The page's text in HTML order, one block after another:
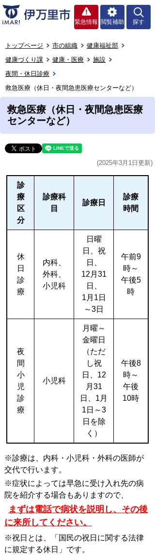
緊急情報 閲覧補助 探す
トップページ 市の組織
健康福祉部
健康づくり課
健康・医療
施設
夜間・休日診療
救急医療（休日・夜間急患医療センターなど）
救急医療（休日・夜間急患医療
センターなど）
(2025年3月1日更新)
診
療
区
分
診療科
目
診療日
診療
時間
休
日
診
療
内科、
外科、
小児科
日曜
日、祝
日、
12月31
日、
1月1日
～3日
午前9
時～
午後5
時
夜
間
小
児
診
療
小児科
月曜～
金曜日
（ただ
し祝
日、12
月31
日、1月
1日～3
日を除
く）
午後8
時～
午後
10時
※診療は、内科・小児科・外科の医師が
交代で行います。
※症状によっては早急に受け入れ先の病
院を紹介する場合もありますので、
まずは電話で病状を説明し、その後
に来所してください。
※祝日とは、「国民の祝日に関する法律
に規定する休日」です。